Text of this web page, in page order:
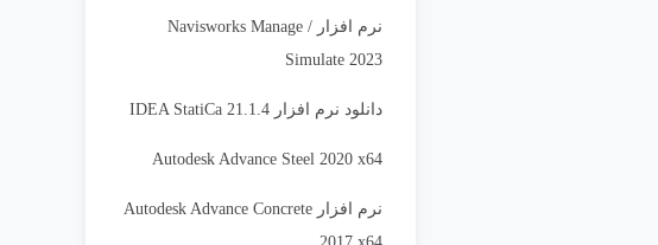
نرم افزار Navisworks Manage /
Simulate 2023
دانلود نرم افزار IDEA StatiCa 21.1.4
Autodesk Advance Steel 2020 x64
نرم افزار Autodesk Advance Concrete